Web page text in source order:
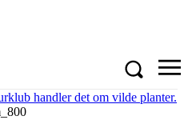
handler det om vilde planter.